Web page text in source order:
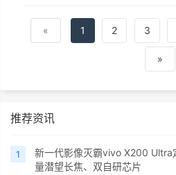
« 1 2 3
»
推荐资讯
1
新一代影像灭霸vivo X200 Ultra
量潜望长焦、双自研芯片